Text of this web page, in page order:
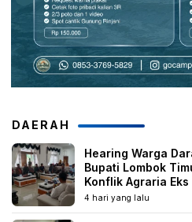
DAERAH
Hearing Warga
Bupati Lombok
Konflik Agraria Eks
4 hari yang lalu